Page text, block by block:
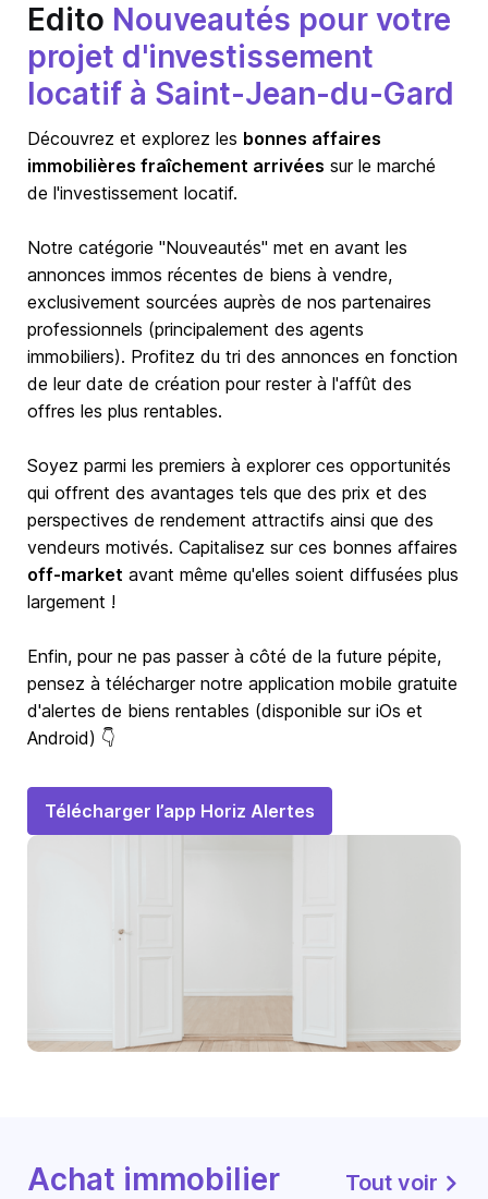
Edito Nouveautés pour votre
projet d'investissement
locatif à Saint-Jean-du-Gard
Découvrez et explorez les bonnes affaires
immobilières fraîchement arrivées sur le marché
de l'investissement locatif.
Notre catégorie "Nouveautés" met en avant les
annonces immos récentes de biens à vendre,
exclusivement sourcées auprès de nos partenaires
professionnels (principalement des agents
immobiliers). Profitez du tri des annonces en fonction
de leur date de création pour rester à l'affût des
offres les plus rentables.
Soyez parmi les premiers à explorer ces opportunités
qui offrent des avantages tels que des prix et des
perspectives de rendement attractifs ainsi que des
vendeurs motivés. Capitalisez sur ces bonnes affaires
off-market avant même qu'elles soient diffusées plus
largement !
Enfin, pour ne pas passer à côté de la future pépite,
pensez à télécharger notre application mobile gratuite
d'alertes de biens rentables (disponible sur iOs et
Android) 👇
Télécharger l’app Horiz Alertes
Achat immobilier Tout voir